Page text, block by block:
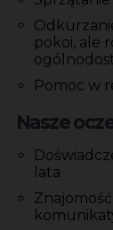
pokoi, ale
Pomoc w
Nasze
lata